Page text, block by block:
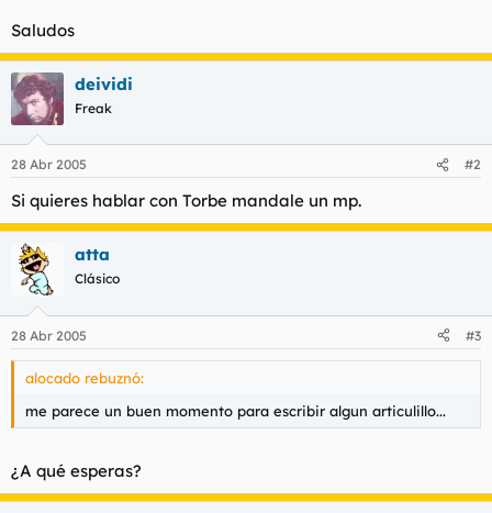
Saludos
deividi
Freak
28 Abr 2005 #2
Si quieres hablar con Torbe mandale un mp.
atta
Clásico
28 Abr 2005 #3
alocado rebuznó:
me parece un buen momento para escribir algun articulillo...
¿A qué esperas?